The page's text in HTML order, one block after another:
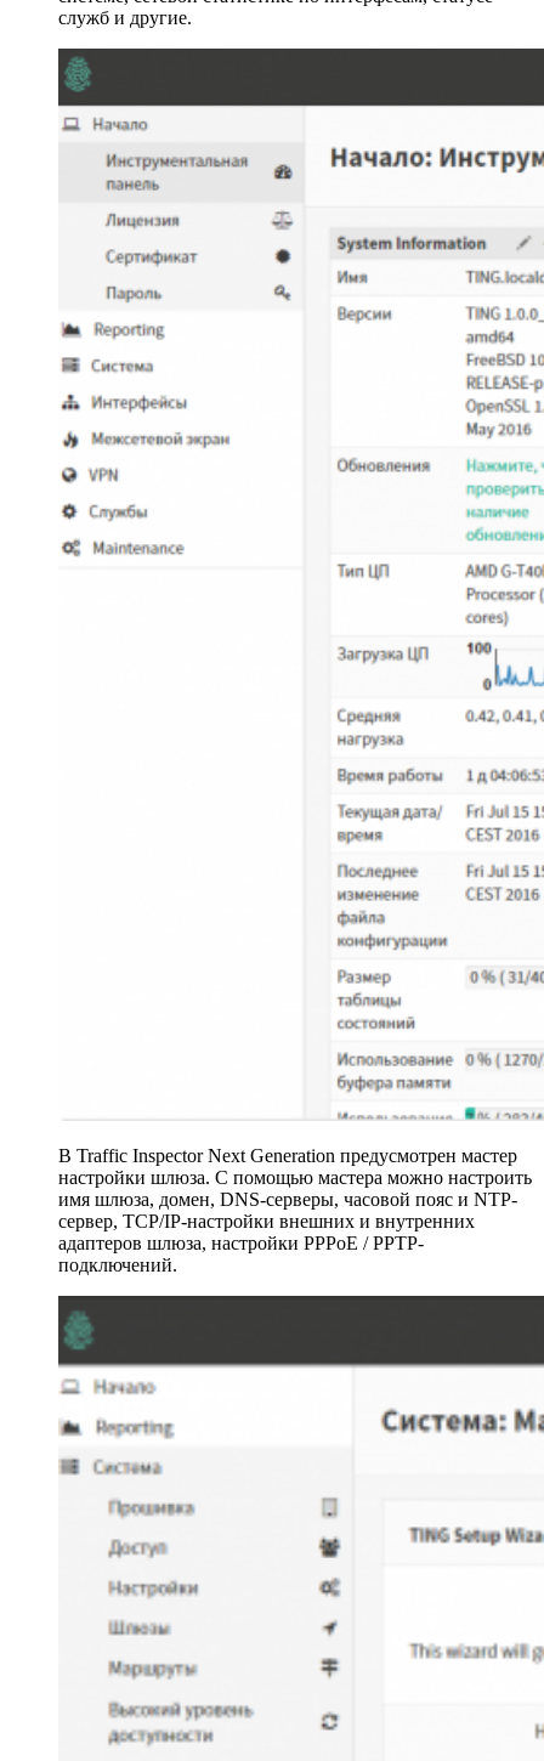
служб и другие.
В Traffic Inspector Next Generation предусмотрен мастер
настройки шлюза. С помощью мастера можно настроить
имя шлюза, домен, DNS-серверы, часовой пояс и NTP-
сервер, TCP/IP-настройки внешних и внутренних
адаптеров шлюза, настройки PPPoE / PPTP-
подключений.